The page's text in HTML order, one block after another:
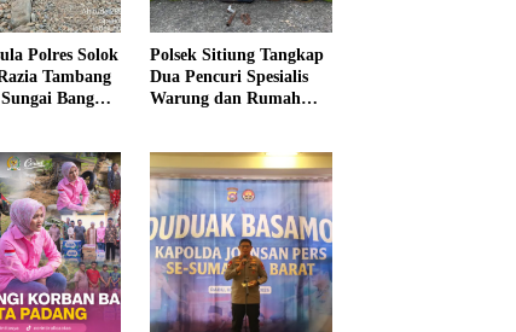
Polres Solok
Tambang
Bangko,
Polsek Sitiung Tangkap
Dua Pencuri Spesialis
Warung dan Rumah